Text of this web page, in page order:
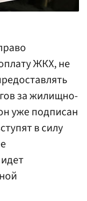
ЖКХ, не
за жилищно-
уже подписан
в силу